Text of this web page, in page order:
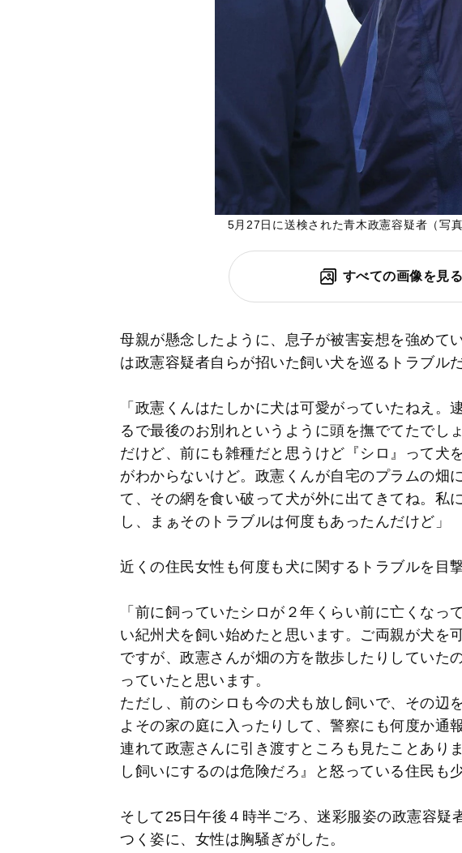
5月27日に送検された青木政憲容疑者（写真
すべての画像を見る
母親が懸念したように、息子が被害妄想を強めて
は政憲容疑者自らが招いた飼い犬を巡るトラブル
「政憲くんはたしかに犬は可愛がっていたねえ。
るで最後のお別れというように頭を撫でてたでし
だけど、前にも雑種だと思うけど『シロ』って犬
がわからないけど。政憲くんが自宅のプラムの畑
て、その網を食い破って犬が外に出てきてね。私
し、まぁそのトラブルは何度もあったんだけど」
近くの住民女性も何度も犬に関するトラブルを目
「前に飼っていたシロが２年くらい前に亡くなっ
い紀州犬を飼い始めたと思います。ご両親が犬を
ですが、政憲さんが畑の方を散歩したりしていた
っていたと思います。
ただし、前のシロも今の犬も放し飼いで、その辺
よその家の庭に入ったりして、警察にも何度か通
連れて政憲さんに引き渡すところも見たことあり
し飼いにするのは危険だろ』と怒っている住民も
そして25日午後４時半ごろ、迷彩服姿の政憲容疑
つく姿に、女性は胸騒ぎがした。